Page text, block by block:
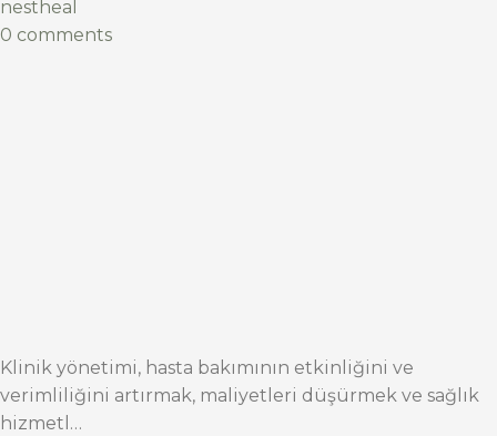
nestheal
0 comments
Klinik yönetimi, hasta bakımının etkinliğini ve
verimliliğini artırmak, maliyetleri düşürmek ve sağlık
hizmetl…